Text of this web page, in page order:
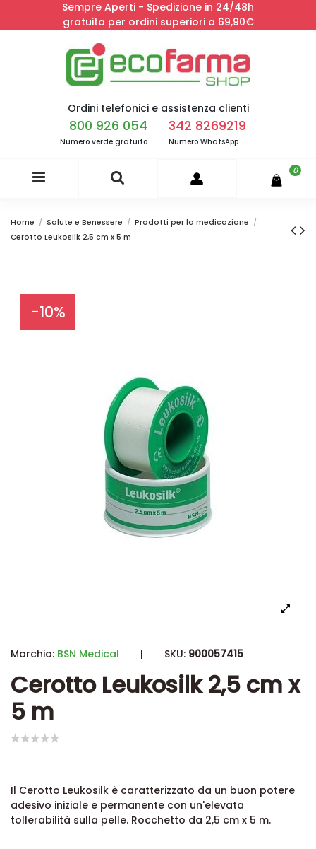
Sempre Aperti - Spedizione in 24/48h
gratuita per ordini superiori a 69,90€
Ordini telefonici e assistenza clienti
800 926 054
Numero verde gratuito
342 8269219
Numero WhatsApp
0
Home Salute e Benessere
Prodotti per la medicazione
Cerotto Leukosilk 2,5 cm x 5 m
-10%
Marchio: BSN Medical | SKU: 900057415
Cerotto Leukosilk 2,5 cm x
5 m
Il Cerotto Leukosilk è caratterizzato da un buon potere
adesivo iniziale e permanente con un'elevata
tollerabilità sulla pelle. Rocchetto da 2,5 cm x 5 m.